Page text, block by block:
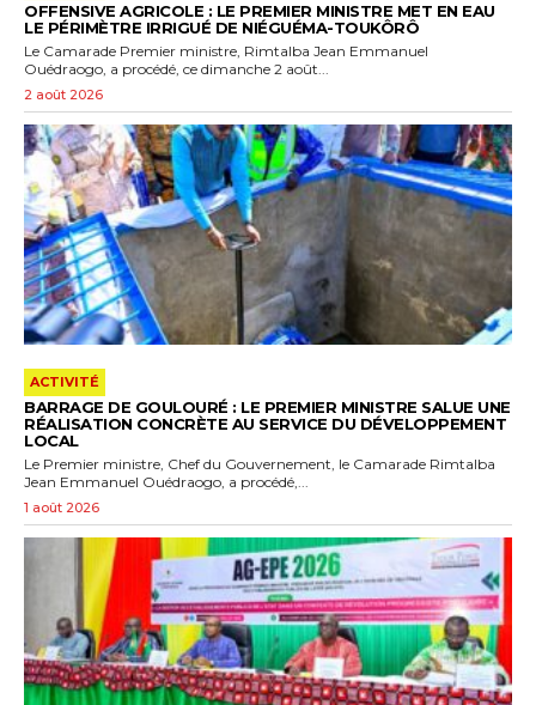
OFFENSIVE AGRICOLE : LE PREMIER MINISTRE MET EN EAU
LE PÉRIMÈTRE IRRIGUÉ DE NIÉGUÉMA-TOUKÔRÔ
Le Camarade Premier ministre, Rimtalba Jean Emmanuel
Ouédraogo, a procédé, ce dimanche 2 août...
2 août 2026
ACTIVITÉ
BARRAGE DE GOULOURÉ : LE PREMIER MINISTRE SALUE UNE
RÉALISATION CONCRÈTE AU SERVICE DU DÉVELOPPEMENT
LOCAL
Le Premier ministre, Chef du Gouvernement, le Camarade Rimtalba
Jean Emmanuel Ouédraogo, a procédé,...
1 août 2026